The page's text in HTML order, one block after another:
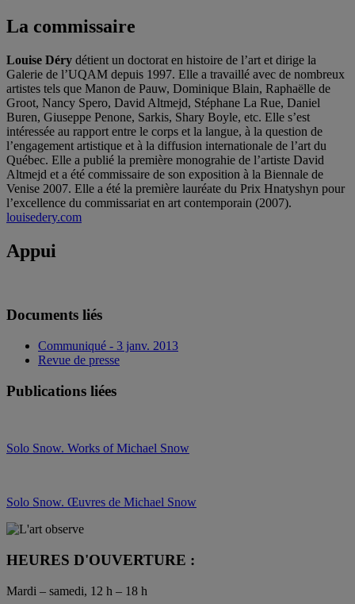
La commissaire
Louise Déry détient un doctorat en histoire de l’art et dirige la
Galerie de l’UQAM depuis 1997. Elle a travaillé avec de nombreux
artistes tels que Manon de Pauw, Dominique Blain, Raphaëlle de
Groot, Nancy Spero, David Altmejd, Stéphane La Rue, Daniel
Buren, Giuseppe Penone, Sarkis, Shary Boyle, etc. Elle s’est
intéressée au rapport entre le corps et la langue, à la question de
l’engagement artistique et à la diffusion internationale de l’art du
Québec. Elle a publié la première monograhie de l’artiste David
Altmejd et a été commissaire de son exposition à la Biennale de
Venise 2007. Elle a été la première lauréate du Prix Hnatyshyn pour
l’excellence du commissariat en art contemporain (2007).
louisedery.com
Appui
Documents liés
Communiqué - 3 janv. 2013
Revue de presse
Publications liées
Solo Snow. Works of Michael Snow
Solo Snow. Œuvres de Michael Snow
HEURES D'OUVERTURE :
Mardi – samedi, 12 h – 18 h